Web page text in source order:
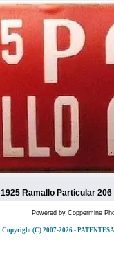
1925 Ramallo Particular
Powered by Coppermine
Copyright (C) 2007-2026 -